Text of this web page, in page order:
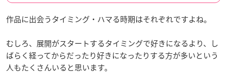
作品に出会うタイミング・ハマる時期はそれぞれですよね。
むしろ、展開がスタートするタイミングで好きになるより、し
ばらく経ってからだったり好きになったりする方が多いという
人もたくさんいると思います。